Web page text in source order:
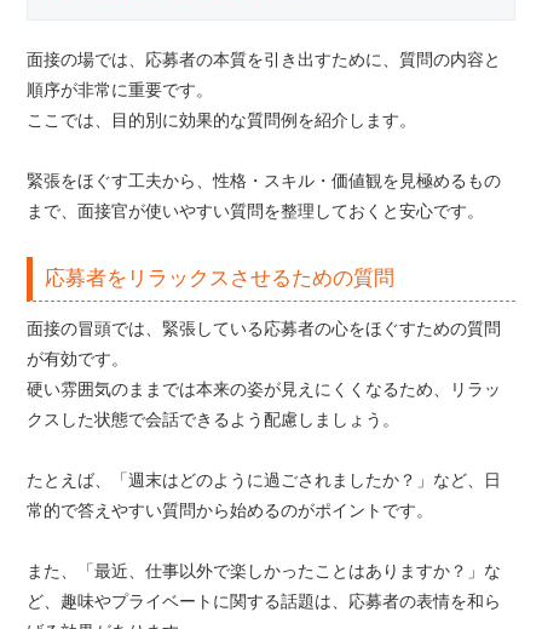
面接の場では、応募者の本質を引き出すために、質問の内容と
順序が非常に重要です。
ここでは、目的別に効果的な質問例を紹介します。
緊張をほぐす工夫から、性格・スキル・価値観を見極めるもの
まで、面接官が使いやすい質問を整理しておくと安心です。
応募者をリラックスさせるための質問
面接の冒頭では、緊張している応募者の心をほぐすための質問
が有効です。
硬い雰囲気のままでは本来の姿が見えにくくなるため、リラッ
クスした状態で会話できるよう配慮しましょう。
たとえば、「週末はどのように過ごされましたか？」など、日
常的で答えやすい質問から始めるのがポイントです。
また、「最近、仕事以外で楽しかったことはありますか？」な
ど、趣味やプライベートに関する話題は、応募者の表情を和ら